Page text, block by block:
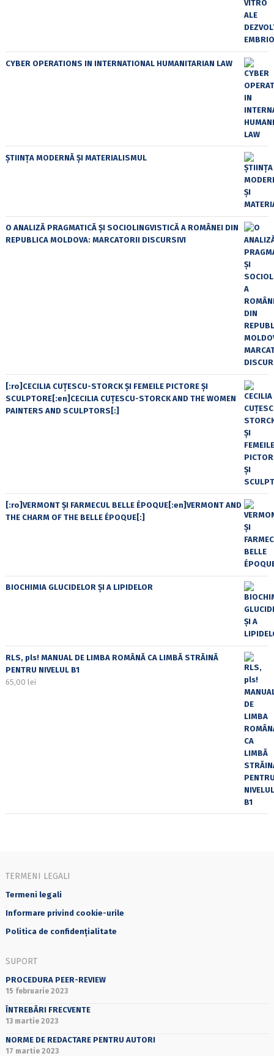
CYBER OPERATIONS IN INTERNATIONAL HUMANITARIAN LAW
ȘTIINȚA MODERNĂ ȘI MATERIALISMUL
O ANALIZĂ PRAGMATICĂ ȘI SOCIOLINGVISTICĂ A ROMÂNEI DIN
REPUBLICA MOLDOVA: MARCATORII DISCURSIVI
[:ro]CECILIA CUŢESCU-STORCK ŞI FEMEILE PICTORE ŞI
SCULPTORE[:en]CECILIA CUŢESCU-STORCK AND THE WOMEN
PAINTERS AND SCULPTORS[:]
[:ro]VERMONT ȘI FARMECUL BELLE ÉPOQUE[:en]VERMONT AND
THE CHARM OF THE BELLE ÉPOQUE[:]
BIOCHIMIA GLUCIDELOR ȘI A LIPIDELOR
RLS, pls! MANUAL DE LIMBA ROMÂNĂ CA LIMBĂ STRĂINĂ
PENTRU NIVELUL B1
65,00 lei
TERMENI LEGALI
Termeni legali
Informare privind cookie-urile
Politica de confidențialitate
SUPORT
PROCEDURA PEER-REVIEW
15 februarie 2023
ÎNTREBĂRI FRECVENTE
13 martie 2023
NORME DE REDACTARE PENTRU AUTORI
17 martie 2023